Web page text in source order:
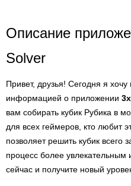
Описание
Solver
Привет, друзья! Сегодня я
информацией о приложении
вам собирать кубик Рубика в
для всех геймеров, кто любит
позволяет решить кубик всего
процесс более увлекательным
сейчас и получите новый